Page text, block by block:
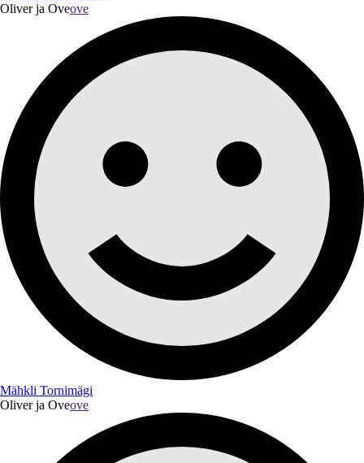
Oliver ja Oveove
Mähkli Tornimägi
Oliver ja Oveove